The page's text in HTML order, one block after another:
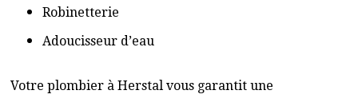
Robinetterie
Adoucisseur d’eau
Votre plombier à Herstal vous garantit une